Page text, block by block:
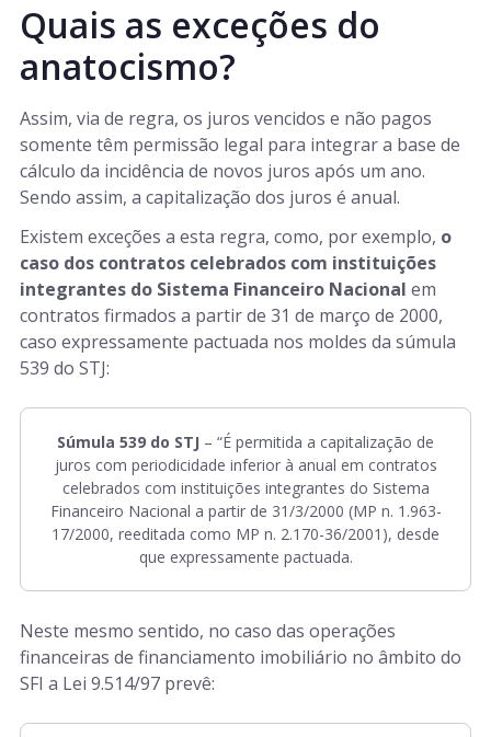
Quais as exceções do
anatocismo?
Assim, via de regra, os juros vencidos e não pagos
somente têm permissão legal para integrar a base de
cálculo da incidência de novos juros após um ano.
Sendo assim, a capitalização dos juros é anual.
Existem exceções a esta regra, como, por exemplo, o
caso dos contratos celebrados com instituições
integrantes do Sistema Financeiro Nacional em
contratos firmados a partir de 31 de março de 2000,
caso expressamente pactuada nos moldes da súmula
539 do STJ:
Súmula 539 do STJ – “É permitida a capitalização de
juros com periodicidade inferior à anual em contratos
celebrados com instituições integrantes do Sistema
Financeiro Nacional a partir de 31/3/2000 (MP n. 1.963-
17/2000, reeditada como MP n. 2.170-36/2001), desde
que expressamente pactuada.
Neste mesmo sentido, no caso das operações
financeiras de financiamento imobiliário no âmbito do
SFI a Lei 9.514/97 prevê: